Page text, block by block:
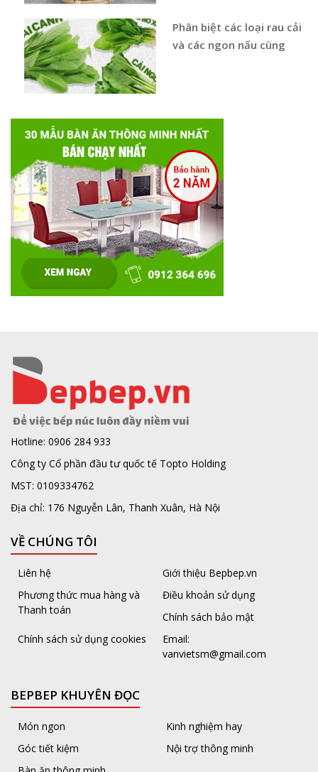
Phân biệt các loại rau cải
và các ngon nấu cùng
Hotline: 0906 284 933
Công ty Cổ phần đầu tư quốc tế Topto Holding
MST: 0109334762
Địa chỉ: 176 Nguyễn Lân, Thanh Xuân, Hà Nội
VỀ CHÚNG TÔI
Liên hệ
Giới thiệu Bepbep.vn
Phương thức mua hàng và
Thanh toán
Điều khoản sử dụng
Chính sách bảo mật
Chính sách sử dụng cookies
Email:
vanvietsm@gmail.com
BEPBEP KHUYÊN ĐỌC
Món ngon
Kinh nghiệm hay
Góc tiết kiệm
Nội trợ thông minh